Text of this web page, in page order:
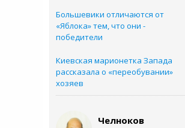
Большевики отличаются от
«Яблока» тем, что они -
победители
Киевская марионетка Запада
рассказала о «переобувании»
хозяев
Челноков